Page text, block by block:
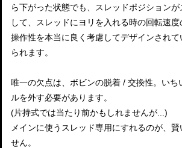
ら下がった状態でも、スレッドポジション
して、スレッドにヨリを入れる時の回転速度
操作性を本当に良く考慮してデザインされ
られます。
唯一の欠点は、ボビンの脱着 / 交換性。いち
ルを外す必要があります。
(片持式では当たり前かもしれませんが...)
メインに使うスレッド専用にすれるのが、
せん。